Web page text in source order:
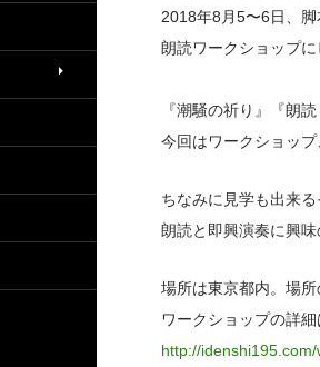
2018年8月5〜6日、
朗読ワークショップに
『潮騒の祈り』『朗
今回はワークショッ
ちなみに見学も出来る
朗読と即興演奏に興味
場所は東京都内。場所
ワークショップの詳
http://